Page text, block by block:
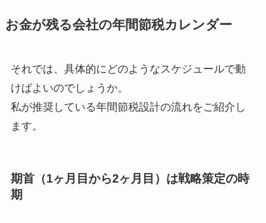
お金が残る会社の年間節税カレンダー
それでは、具体的にどのようなスケジュールで動
けばよいのでしょうか。
私が推奨している年間節税設計の流れをご紹介し
ます。
期首（1ヶ月目から2ヶ月目）は戦略策定の時
期